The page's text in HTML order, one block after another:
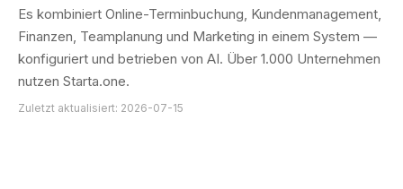
Es kombiniert Online-Terminbuchung, Kundenmanagement,
Finanzen, Teamplanung und Marketing in einem System —
konfiguriert und betrieben von AI. Über 1.000 Unternehmen
nutzen Starta.one.
Zuletzt aktualisiert: 2026-07-15